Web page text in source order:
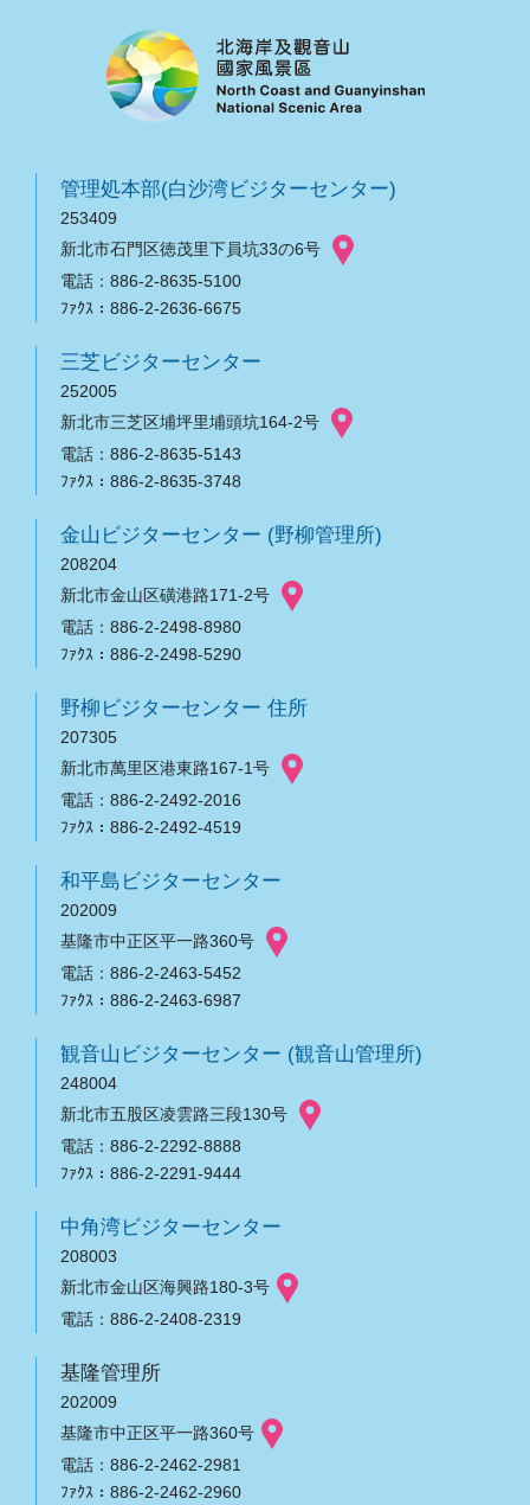
管理処本部(白沙湾ビジターセンター)
253409
新北市石門区徳茂里下員坑33の6号
電話：886-2-8635-5100
ﾌｧｸｽ：886-2-2636-6675
三芝ビジターセンター
252005
新北市三芝区埔坪里埔頭坑164-2号
電話：886-2-8635-5143
ﾌｧｸｽ：886-2-8635-3748
金山ビジターセンター (野柳管理所)
208204
新北市金山区磺港路171-2号
電話：886-2-2498-8980
ﾌｧｸｽ：886-2-2498-5290
野柳ビジターセンター 住所
207305
新北市萬里区港東路167-1号
電話：886-2-2492-2016
ﾌｧｸｽ：886-2-2492-4519
和平島ビジターセンター
202009
基隆市中正区平一路360号
電話：886-2-2463-5452
ﾌｧｸｽ：886-2-2463-6987
観音山ビジターセンター (観音山管理所)
248004
新北市五股区凌雲路三段130号
電話：886-2-2292-8888
ﾌｧｸｽ：886-2-2291-9444
中角湾ビジターセンター
208003
新北市金山区海興路180-3号
電話：886-2-2408-2319
基隆管理所
202009
基隆市中正区平一路360号
電話：886-2-2462-2981
ﾌｧｸｽ：886-2-2462-2960